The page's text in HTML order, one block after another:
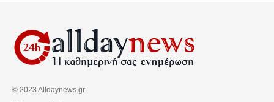
© 2023 Alldaynews.gr